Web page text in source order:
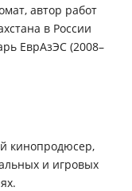
автор работ
в России
ЕврАзЭС (2008–
кинопродюсер,
и игровых